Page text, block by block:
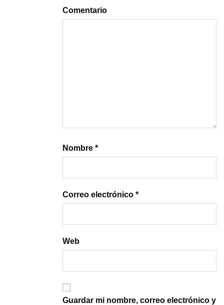
Comentario
Nombre *
Correo electrónico *
Web
Guardar mi nombre, correo electrónico y